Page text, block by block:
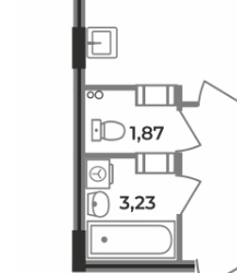
Выбор недвижимости
Свои Люди
Офис продаж
О компании